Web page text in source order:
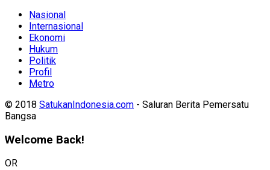
Nasional
Internasional
Ekonomi
Hukum
Politik
Profil
Metro
© 2018 SatukanIndonesia.com - Saluran Berita Pemersatu
Bangsa
Welcome Back!
OR